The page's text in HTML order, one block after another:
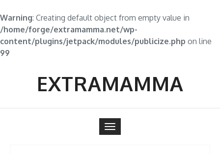
Warning: Creating default object from empty value in
/home/forge/extramamma.net/wp-
content/plugins/jetpack/modules/publicize.php on line
99
EXTRAMAMMA
Toggle
navigation